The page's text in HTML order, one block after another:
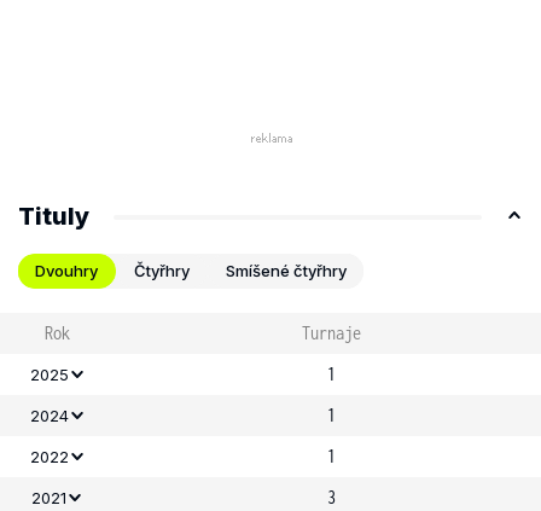
Tituly
Dvouhry Čtyřhry Smíšené čtyřhry
Rok Turnaje
2025 1
2024 1
2022 1
2021
3